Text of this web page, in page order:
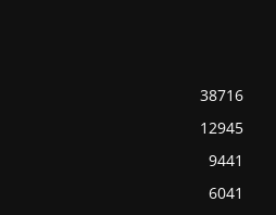
38716
12945
9441
6041